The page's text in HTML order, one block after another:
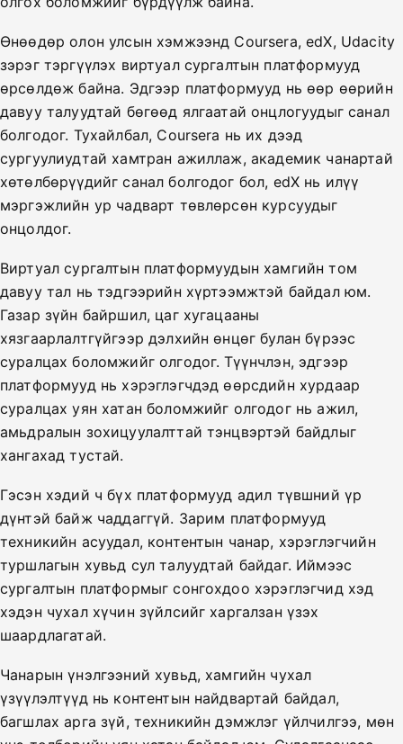
Өнөөдөр олон улсын хэмжээнд Coursera, edX, Udacity
зэрэг тэргүүлэх виртуал сургалтын платформууд
өрсөлдөж байна. Эдгээр платформууд нь өөр өөрийн
давуу талуудтай бөгөөд ялгаатай онцлогуудыг санал
болгодог. Тухайлбал, Coursera нь их дээд
сургуулиудтай хамтран ажиллаж, академик чанартай
хөтөлбөрүүдийг санал болгодог бол, edX нь илүү
мэргэжлийн ур чадварт төвлөрсөн курсуудыг
онцолдог.
Виртуал сургалтын платформуудын хамгийн том
давуу тал нь тэдгээрийн хүртээмжтэй байдал юм.
Газар зүйн байршил, цаг хугацааны
хязгаарлалтгүйгээр дэлхийн өнцөг булан бүрээс
суралцах боломжийг олгодог. Түүнчлэн, эдгээр
платформууд нь хэрэглэгчдэд өөрсдийн хурдаар
суралцах уян хатан боломжийг олгодог нь ажил,
амьдралын зохицуулалттай тэнцвэртэй байдлыг
хангахад тустай.
Гэсэн хэдий ч бүх платформууд адил түвшний үр
дүнтэй байж чаддаггүй. Зарим платформууд
техникийн асуудал, контентын чанар, хэрэглэгчийн
туршлагын хувьд сул талуудтай байдаг. Иймээс
сургалтын платформыг сонгохдоо хэрэглэгчид хэд
хэдэн чухал хүчин зүйлсийг харгалзан үзэх
шаардлагатай.
Чанарын үнэлгээний хувьд, хамгийн чухал
үзүүлэлтүүд нь контентын найдвартай байдал,
багшлах арга зүй, техникийн дэмжлэг үйлчилгээ, мөн